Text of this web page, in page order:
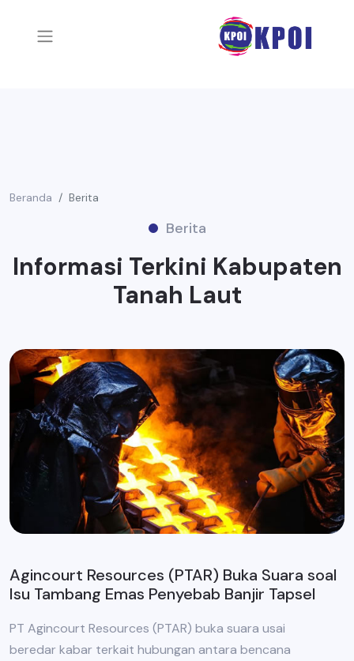
Beranda Berita
Berita
Informasi Terkini Kabupaten
Tanah Laut
Agincourt Resources (PTAR) Buka Suara soal
Isu Tambang Emas Penyebab Banjir Tapsel
PT Agincourt Resources (PTAR) buka suara usai
beredar kabar terkait hubungan antara bencana